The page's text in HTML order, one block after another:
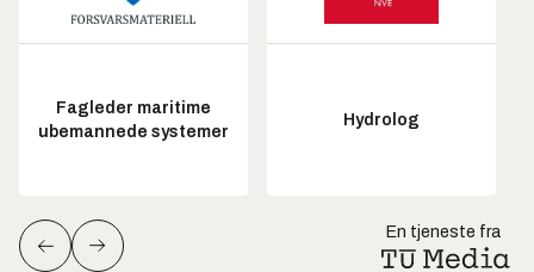
Fagleder maritime
ubemannede systemer
Hydrolog
En tjeneste fra